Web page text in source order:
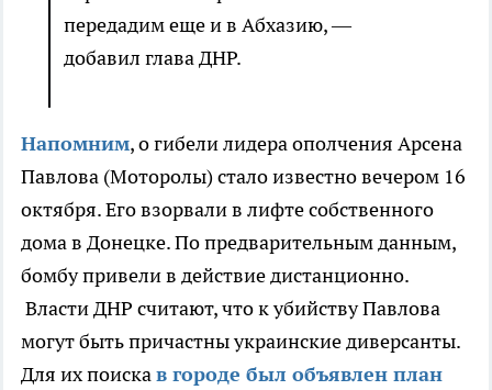
передадим еще и в Абхазию, —
добавил глава ДНР.
Напомним, о гибели лидера ополчения Арсена
Павлова (Моторолы) стало известно вечером 16
октября. Его взорвали в лифте собственного
дома в Донецке. По предварительным данным,
бомбу привели в действие дистанционно.
Власти ДНР считают, что к убийству Павлова
могут быть причастны украинские диверсанты.
Для их поискав городе был объявлен план